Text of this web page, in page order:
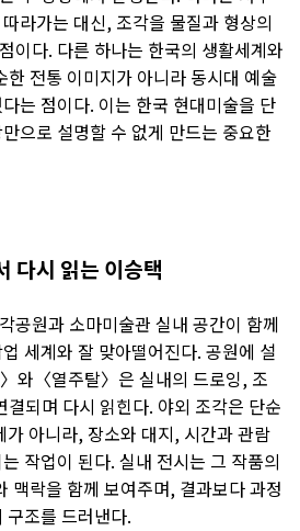
라가는 대신, 조각을 물질과 형상의
이다. 다른 하나는 한국의 생활세계와
한 전통 이미지가 아니라 동시대 예술
는 점이다. 이는 한국 현대미술을 단
으로 설명할 수 없게 만드는 중요한
다시 읽는 이승택
공원과 소마미술관 실내 공간이 함께
세계와 잘 맞아떨어진다. 공원에 설
와〈열주탈〉은 실내의 드로잉, 조
되며 다시 읽힌다. 야외 조각은 단순
가 아니라, 장소와 대지, 시간과 관람
작업이 된다. 실내 전시는 그 작품의
맥락을 함께 보여주며, 결과보다 과정
구조를 드러낸다.